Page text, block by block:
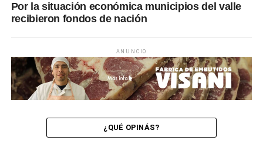
Por la situación económica municipios del valle
recibieron fondos de nación
ANUNCIO
¿QUÉ OPINÁS?